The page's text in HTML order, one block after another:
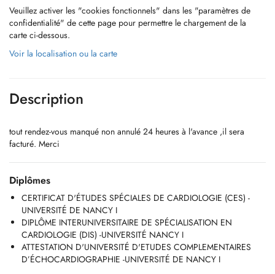
Veuillez activer les "cookies fonctionnels" dans les "paramètres de
confidentialité" de cette page pour permettre le chargement de la
carte ci-dessous.
Voir la localisation ou la carte
Description
tout rendez-vous manqué non annulé 24 heures à l'avance ,il sera
facturé. Merci
Diplômes
CERTIFICAT D'ÉTUDES SPÉCIALES DE CARDIOLOGIE (CES) -
UNIVERSITÉ DE NANCY I
DIPLÔME INTERUNIVERSITAIRE DE SPÉCIALISATION EN
CARDIOLOGIE (DIS) -UNIVERSITÉ NANCY I
ATTESTATION D'UNIVERSITÉ D'ETUDES COMPLEMENTAIRES
D’ÉCHOCARDIOGRAPHIE -UNIVERSITÉ DE NANCY I